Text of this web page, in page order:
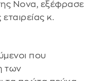
Nova, εξέφρασε
κ.
που
των